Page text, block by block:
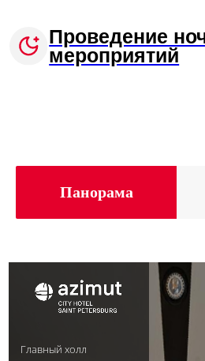
Панорама